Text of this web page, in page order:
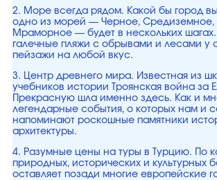
2. Море всегда рядом. Какой бы город
одно из морей — Черное, Средиземное,
Мраморное — будет в нескольких
галечные пляжи с обрывами и лесами
пейзажи на любой вкус.
3. Центр древнего мира. Известная из
учебников истории Троянская война за
Прекрасную шла именно здесь. Как и
легендарные события, о которых нам и
напоминают роскошные памятники
архитектуры.
4. Разумные цены на туры в Турцию. По
природных, исторических и культурных
оставляет позади многие европейские